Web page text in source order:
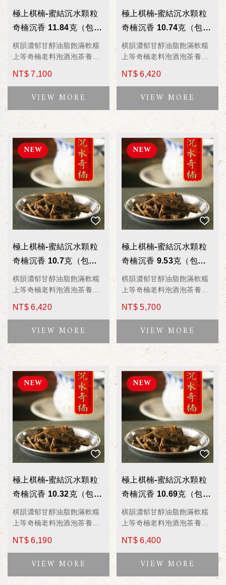
極上棋楠-蜜結沉水顆粒
奇楠沉香 11.84克（包）
WD3912 薰香/香料/泡茶/
煮湯/煎藥
棋韻濃郁甘醇油脂飽滿軟糯
上等奇楠老料泡酒泡茶養身
NT$ 7,100
極上棋楠-蜜結沉水顆粒
奇楠沉香 10.74克（包）
WD3911 薰香/香料/泡茶/
煮湯/煎藥
棋韻濃郁甘醇油脂飽滿軟糯
上等奇楠老料泡酒泡茶養身
NT$ 6,420
極上棋楠-蜜結沉水顆粒
奇楠沉香 10.7克（包）
WD3910 薰香/香料/泡茶/
煮湯/煎藥
棋韻濃郁甘醇油脂飽滿軟糯
上等奇楠老料泡酒泡茶養身
NT$ 6,420
極上棋楠-蜜結沉水顆粒
奇楠沉香 9.53克（包）
WD3909 薰香/香料/泡茶/
煮湯/煎藥
棋韻濃郁甘醇油脂飽滿軟糯
上等奇楠老料泡酒泡茶養身
NT$ 5,700
極上棋楠-蜜結沉水顆粒
奇楠沉香 10.32克（包）
WD3908 薰香/香料/泡茶/
煮湯/煎藥
棋韻濃郁甘醇油脂飽滿軟糯
上等奇楠老料泡酒泡茶養身
NT$ 6,190
極上棋楠-蜜結沉水顆粒
奇楠沉香 10.69克（包）
WD3907 薰香/香料/泡茶/
煮湯/煎藥
棋韻濃郁甘醇油脂飽滿軟糯
上等奇楠老料泡酒泡茶養身
NT$ 6,400